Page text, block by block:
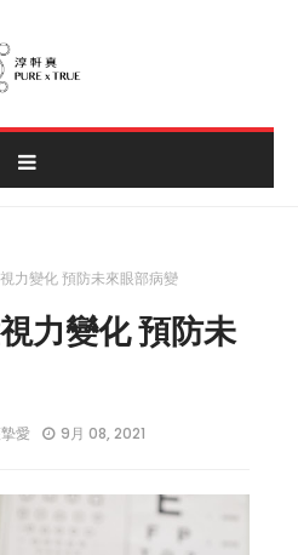
力變化 預防未來眼部病變
力變化 預防未
愛 9月 08, 2021